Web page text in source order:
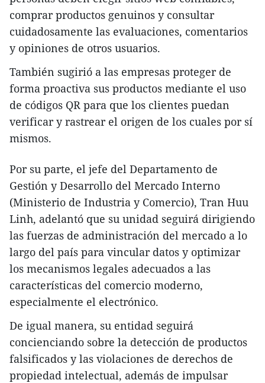
comprar productos genuinos y consultar
cuidadosamente las evaluaciones, comentarios
y opiniones de otros usuarios.
También sugirió a las empresas proteger de
forma proactiva sus productos mediante el uso
de códigos QR para que los clientes puedan
verificar y rastrear el origen de los cuales por sí
mismos.
Por su parte, el jefe del Departamento de
Gestión y Desarrollo del Mercado Interno
(Ministerio de Industria y Comercio), Tran Huu
Linh, adelantó que su unidad seguirá dirigiendo
las fuerzas de administración del mercado a lo
largo del país para vincular datos y optimizar
los mecanismos legales adecuados a las
características del comercio moderno,
especialmente el electrónico.
De igual manera, su entidad seguirá
concienciando sobre la detección de productos
falsificados y las violaciones de derechos de
propiedad intelectual, además de impulsar